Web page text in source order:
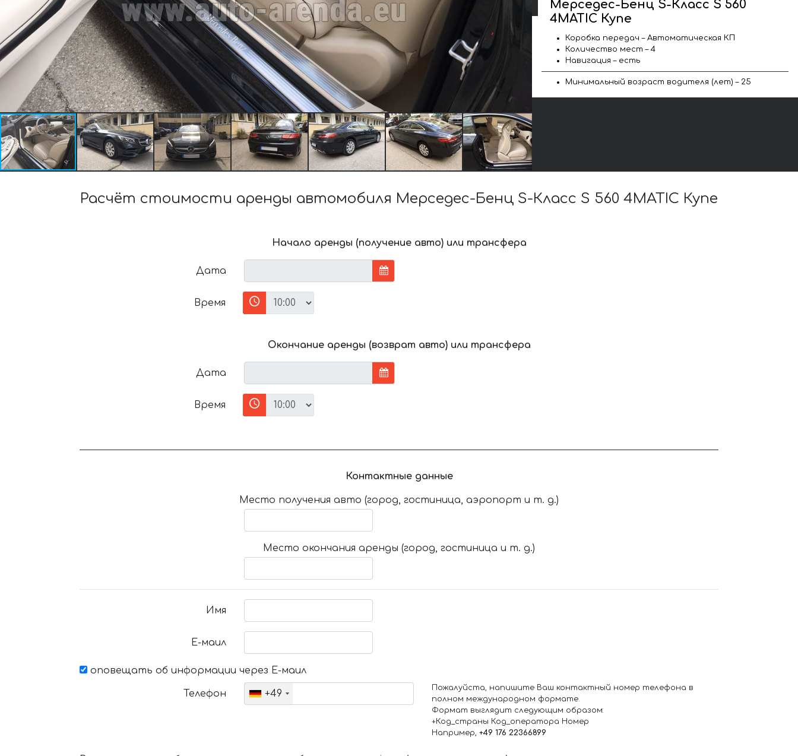
Мерседес-Бенц S-Класс S 560
4MATIC Купе
Коробка передач – Автоматическая КП
Количество мест – 4
Навигация – есть
Минимальный возраст водителя (лет) – 25
Расчёт стоимости аренды автомобиля Мерседес-Бенц S-Класс S 560 4MATIC Купе
Начало аренды (получение авто) или трансфера
Дата
Время
Окончание аренды (возврат авто) или трансфера
Дата
Время
Контактные данные
Место получения авто (город, гостиница, аэропорт и т. д.)
Место окончания аренды (город, гостиница и т. д.)
Имя
Е-маил
оповещать об информации через Е-маил
Телефон +49
Пожалуйста, напишите Ваш контактный номер телефона в
полном международном формате.
Формат выглядит следующим образом:
+Код_страны Код_оператора Номер
Например, +49 176 22366899